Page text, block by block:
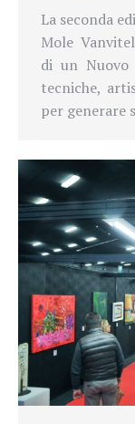
La seconda
Mole
di un Nuovo
tecniche,
per generare